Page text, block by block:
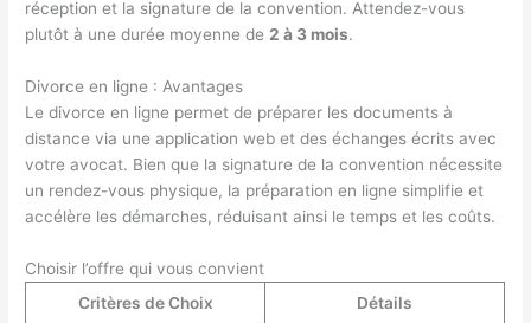
réception et la signature de la convention. Attendez-vous
plutôt à une durée moyenne de2 à 3 mois.
Divorce en ligne : Avantages
Le divorce en ligne permet de préparer les documents à
distance via une application web et des échanges écrits avec
votre avocat. Bien que la signature de la convention nécessite
un rendez-vous physique, la préparation en ligne simplifie et
accélère les démarches, réduisant ainsi le temps et les coûts.
Choisir l’offre qui vous convient
Critères de Choix
Détails